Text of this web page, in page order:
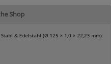
Shop
& Edelstahl (Ø 125 × 1,0 × 22,23 mm)